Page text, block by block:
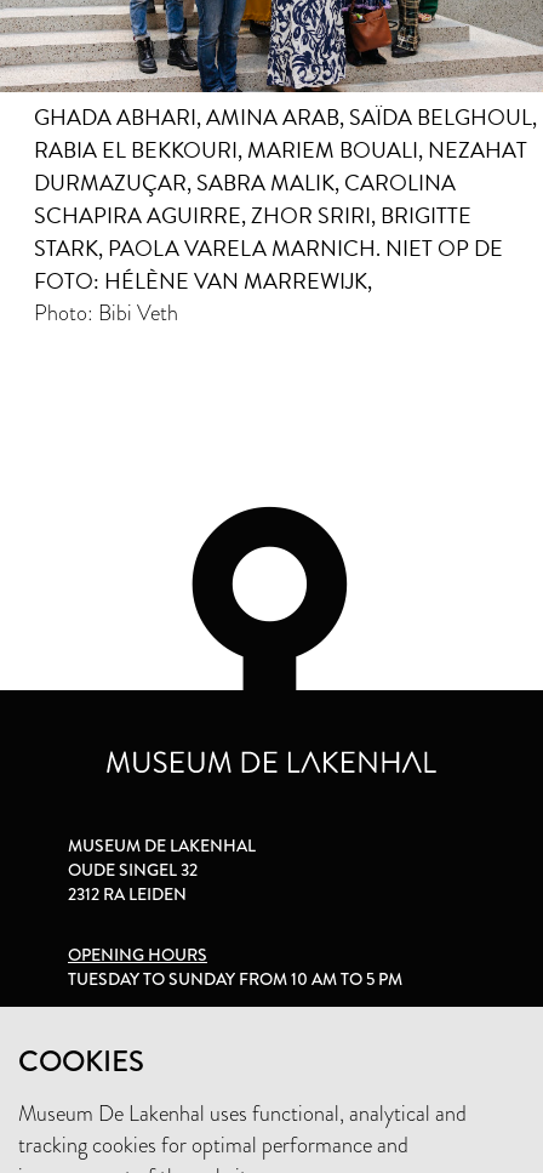
GHADA ABHARI, AMINA ARAB, SAÏDA BELGHOUL,
RABIA EL BEKKOURI, MARIEM BOUALI, NEZAHAT
DURMAZUÇAR, SABRA MALIK, CAROLINA
SCHAPIRA AGUIRRE, ZHOR SRIRI, BRIGITTE
STARK, PAOLA VARELA MARNICH. NIET OP DE
FOTO: HÉLÈNE VAN MARREWIJK,
Photo: Bibi Veth
COOKIES
Museum De Lakenhal uses functional, analytical and
tracking cookies for optimal performance and
MUSEUM DE LAKENHAL
OUDE SINGEL 32
2312 RA LEIDEN
OPENING HOURS
TUESDAY TO SUNDAY FROM 10 AM TO 5 PM
+31 (0)71 5165360
INFO@LAKENHAL.NL